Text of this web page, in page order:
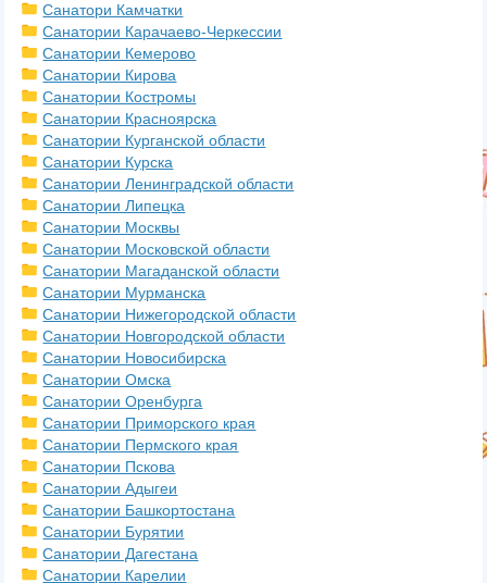
Санатори Камчатки
Санатории Карачаево-Черкессии
Санатории Кемерово
Санатории Кирова
Санатории Костромы
Санатории Красноярска
Санатории Курганской области
Санатории Курска
Санатории Ленинградской области
Санатории Липецка
Санатории Москвы
Санатории Московской области
Санатории Магаданской области
Санатории Мурманска
Санатории Нижегородской области
Санатории Новгородской области
Санатории Новосибирска
Санатории Омска
Санатории Оренбурга
Санатории Приморского края
Санатории Пермского края
Санатории Пскова
Санатории Адыгеи
Санатории Башкортостана
Санатории Бурятии
Санатории Дагестана
Санатории Карелии